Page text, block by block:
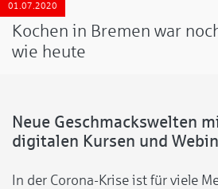
01.07.2020
Kochen in Bremen war
wie heute
Neue Geschmackswelten
digitalen Kursen und
In der Corona-Krise ist für viele